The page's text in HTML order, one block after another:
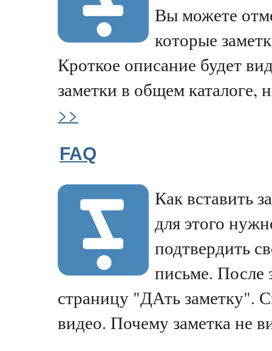
Вы можете
которые
Кроткое описание будет
заметки в общем каталоге,
>>
FAQ
Как вставить
для этого
подтвердить
письме. После
страницу "ДАть заметку".
видео. Почему заметка не